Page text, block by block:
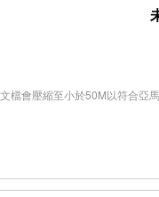
檔會壓縮至小於50M以符合亞